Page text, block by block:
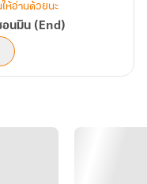
ห้อ่านด้วยนะ
นมิน (End)